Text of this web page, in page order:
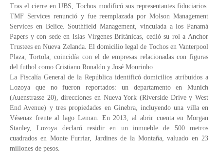
Tras el cierre en UBS, Tochos modificó sus representantes fiduciarios.
TMF Services renunció y fue reemplazada por Molson Management
Services en Belice. Southfield Management, vinculada a los Panamá
Papers y con sede en Islas Vírgenes Británicas, cedió su rol a Anchor
Trustees en Nueva Zelanda. El domicilio legal de Tochos en Vanterpool
Plaza, Tortola, coincidía con el de empresas relacionadas con figuras
del futbol como Cristiano Ronaldo y José Mourinho.
La Fiscalía General de la República identificó domicilios atribuidos a
Lozoya que no fueron reportados: un departamento en Munich
(Auenstrasse 20), direcciones en Nueva York (Riverside Drive y West
End Avenue) y tres propiedades en Ginebra, incluyendo una villa en
Vésenaz frente al lago Leman. En 2013, al abrir cuenta en Morgan
Stanley, Lozoya declaró residir en un inmueble de 500 metros
cuadrados en Monte Furriar, Jardines de la Montaña, valuado en 23
millones de pesos.